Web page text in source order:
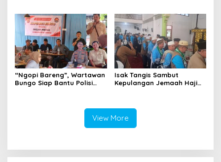
“Ngopi Bareng”, Wartawan
Bungo Siap Bantu Polisi
Isak Tangis Sambut
Kepulangan Jemaah Haji
View More